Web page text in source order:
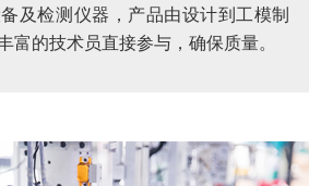
及检测仪器，产品由设计到工模制
富的技术员直接参与，确保质量。